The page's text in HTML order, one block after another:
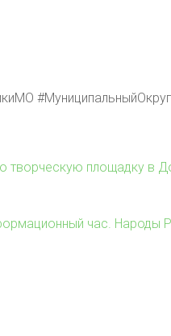
творческую площадку в
час. Народы